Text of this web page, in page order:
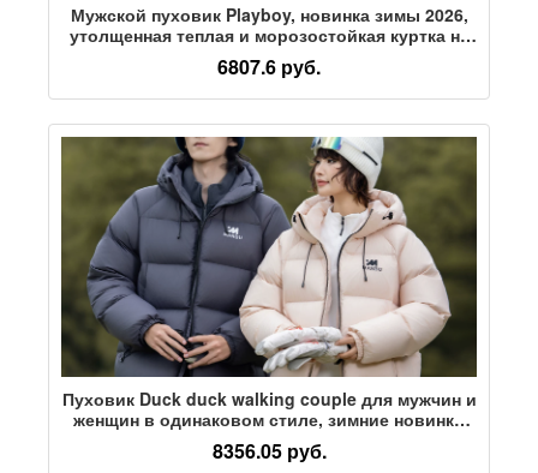
Мужской пуховик Playboy, новинка зимы 2026,
утолщенная теплая и морозостойкая куртка на
утином пуху, куртка с капюшоном для мужчин
6807.6 руб.
Пуховик Duck duck walking couple для мужчин и
женщин в одинаковом стиле, зимние новинки
2026 года, универсальная короткая толстая
куртка с капюшоном
8356.05 руб.